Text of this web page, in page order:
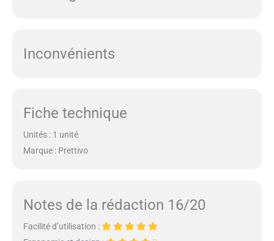
Inconvénients
Fiche technique
Unités : 1 unité
Marque : Prettivo
Notes de la rédaction 16/20
Facilité d’utilisation :